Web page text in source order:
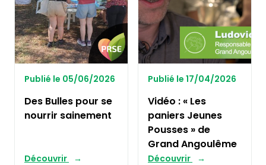
Publié le 05/06/2026
Des Bulles pour se
nourrir sainement
Découvrir
Publié le 17/04/2026
Vidéo : « Les
paniers Jeunes
Pousses » de
Grand Angoulême
Découvrir